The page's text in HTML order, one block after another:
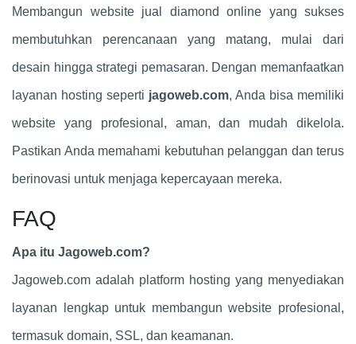
Membangun website jual diamond online yang sukses
membutuhkan perencanaan yang matang, mulai dari
desain hingga strategi pemasaran. Dengan memanfaatkan
layanan hosting seperti jagoweb.com, Anda bisa memiliki
website yang profesional, aman, dan mudah dikelola.
Pastikan Anda memahami kebutuhan pelanggan dan terus
berinovasi untuk menjaga kepercayaan mereka.
FAQ
Apa itu Jagoweb.com?
Jagoweb.com adalah platform hosting yang menyediakan
layanan lengkap untuk membangun website profesional,
termasuk domain, SSL, dan keamanan.